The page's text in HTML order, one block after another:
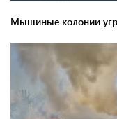
Мышиные колонии